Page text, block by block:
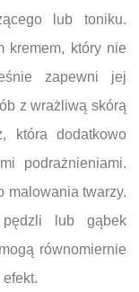
lub toniku.
kremem, który nie
zapewni jej
z wrażliwą skórą
która dodatkowo
podrażnieniami.
malowania twarzy.
lub gąbek
równomiernie